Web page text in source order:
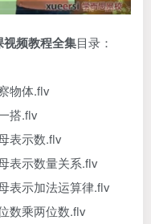
频教程全集目录：
物体.flv
搭.flv
表示数.flv
表示数量关系.flv
表示加法运算律.flv
数乘两位数.flv